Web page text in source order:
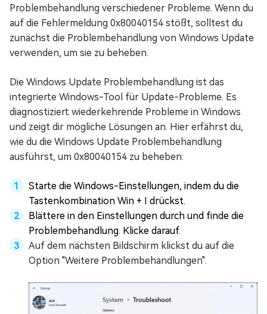
Problembehandlung verschiedener Probleme. Wenn du
auf die Fehlermeldung 0x80040154 stößt, solltest du
zunächst die Problembehandlung von Windows Update
verwenden, um sie zu beheben.
Die Windows Update Problembehandlung ist das
integrierte Windows-Tool für Update-Probleme. Es
diagnostiziert wiederkehrende Probleme in Windows
und zeigt dir mögliche Lösungen an. Hier erfährst du,
wie du die Windows Update Problembehandlung
ausführst, um 0x80040154 zu beheben:
Starte die Windows-Einstellungen, indem du die
Tastenkombination Win + I drückst.
Blättere in den Einstellungen durch und finde die
Problembehandlung. Klicke darauf.
Auf dem nächsten Bildschirm klickst du auf die
Option "Weitere Problembehandlungen".